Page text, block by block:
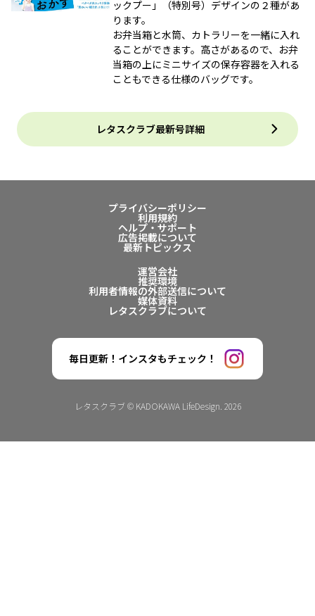
ックプー」（特別号）デザインの２種があ
ります。
お弁当箱と水筒、カトラリーを一緒に入れ
ることができます。高さがあるので、お弁
当箱の上にミニサイズの保存容器を入れる
こともできる仕様のバッグです。
レタスクラブ最新号詳細
プライバシーポリシー
利用規約
ヘルプ・サポート
広告掲載について
最新トピックス
運営会社
推奨環境
利用者情報の外部送信について
媒体資料
レタスクラブについて
毎日更新！インスタもチェック！
レタスクラブ © KADOKAWA LifeDesign. 2026